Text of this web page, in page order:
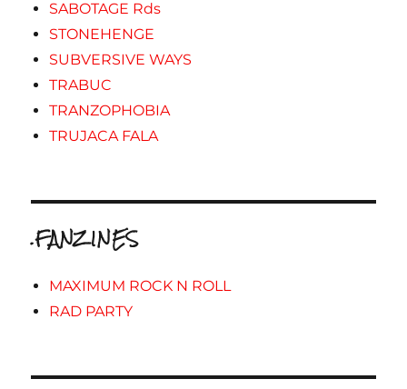
SABOTAGE Rds
STONEHENGE
SUBVERSIVE WAYS
TRABUC
TRANZOPHOBIA
TRUJACA FALA
.FANZINES
MAXIMUM ROCK N ROLL
RAD PARTY